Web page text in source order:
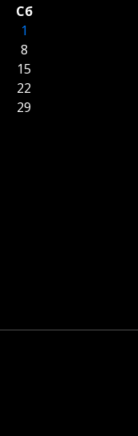
Сб
1
8
15
22
29